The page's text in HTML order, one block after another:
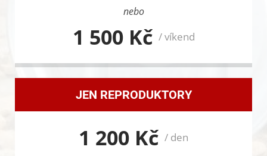
nebo
1 500 Kč / víkend
JEN REPRODUKTORY
1 200 Kč / den